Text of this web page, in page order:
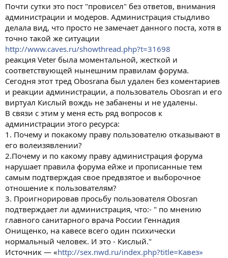
Почти сутки это пост "провисел" без ответов, внимания
администрации и модеров. Администрация стыдливо
делала вид, что просто не замечает данного поста, хотя в
точно такой же ситуации
http://www.caves.ru/showthread.php?t=31698
реакция Veter была моментальной, жесткой и
соответствующей нынешним правилам форума.
Сегодня этот тред Obosrana был удален без коментариев
и реакции администрации, а пользователь Obosran и его
виртуал Кислый вождь не забанены и не удалены.
В связи с этим у меня есть ряд вопросов к
администрации этого ресурса:
1. Почему и покакому праву пользователю отказывают в
его волеизявлении?
2.Почему и по какому праву администрация форума
нарушает правила форума ейже и прописанные тем
самым подтверждая свое предвзятое и выборочное
отношение к пользователям?
3. Проигнорировав просьбу пользователя Obosran
подтверждает ли администрация, что:- " по мнению
главного санитарного врача России Геннадия
Онищенко, на кавесе всего один психически
нормальный человек. И это - Кислый."
Источник — «http://sex.nwd.ru/index.php?title=Кавез»